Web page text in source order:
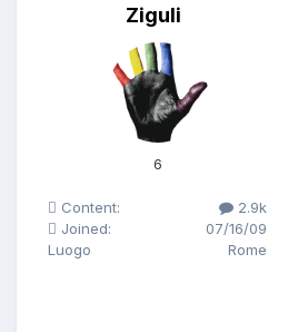
Ziguli
6
Content:
2.9k
Joined:
07/16/09
Luogo
Rome